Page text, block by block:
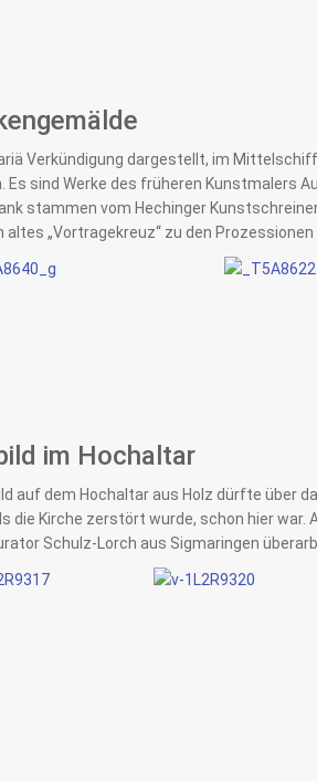
Verkündigung dargestellt, im
Es sind Werke des früheren Kunstmalers
stammen vom Hechinger
altes „Vortragekreuz“ zu den
im Hochaltar
auf dem Hochaltar aus Holz dürfte über
die Kirche zerstört wurde, schon hier
Schulz-Lorch aus Sigmaringen